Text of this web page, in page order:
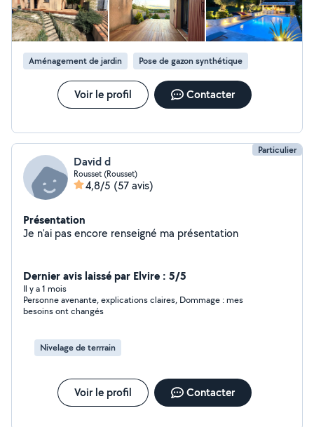
conception : permis de construire, coordination quand
interaction avec promoteur, entreprise générale,
constructeur de maison, etc
efficace. Suivi impeccable du chantier. Il a également fait appel
à des artisans très compétents, pour intervenir notamment sur
la charpente et l’électricité. Eric est un excellent professionnel
et une belle personne humainement.
Aménagement de jardin
Pose de gazon synthétique
Voir le profil Contacter
Particulier
David d
Rousset (Rousset)
4,8/5 (57 avis)
Présentation
Je n'ai pas encore renseigné ma présentation
Dernier avis laissé par Elvire : 5/5
Il y a 1 mois
Personne avenante, explications claires, Dommage : mes
besoins ont changés
Nivelage de terrrain
Voir le profil Contacter